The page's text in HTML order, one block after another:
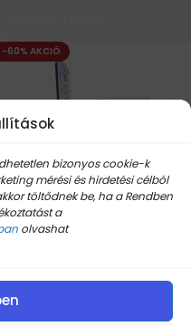
bizonyos cookie-k
mérési és hirdetési célból
töltődnek be, ha a Rendben
a
olvashat
-60% AKCIÓ
D3S Xenon izzó, HID Xenon
izzó 35W, 4300K